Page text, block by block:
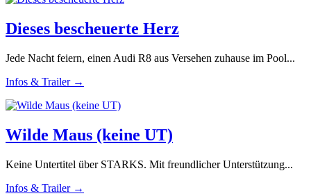
Dieses bescheuerte Herz
Jede Nacht feiern, einen Audi R8 aus Versehen zuhause im Pool...
Infos & Trailer →
Wilde Maus (keine UT)
Keine Untertitel über STARKS. Mit freundlicher Unterstützung...
Infos & Trailer →